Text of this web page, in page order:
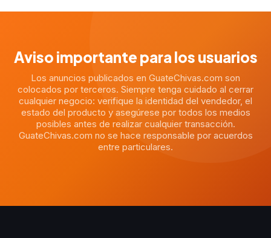
Aviso importante para los usuarios
Los anuncios publicados en GuateChivas.com son
colocados por terceros. Siempre tenga cuidado al cerrar
cualquier negocio: verifique la identidad del vendedor, el
estado del producto y asegúrese por todos los medios
posibles antes de realizar cualquier transacción.
GuateChivas.com no se hace responsable por acuerdos
entre particulares.